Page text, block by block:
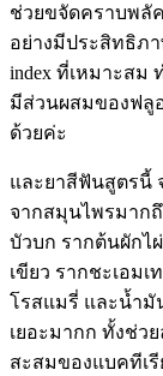
ช่วยขจัดคราบพลั
อย่างมีประสิทธิภา
index ที่เหมาะสม
มีส่วนผสมของฟลูอ
ด้วยค่ะ
และยาสีฟันสูตรนี้
จากสมุนไพรมากถึ
บัวบก รากต้นผัก
เขียว รากชะเอม
โรสแมรี่ และน้ำ
เยอะมากก ทั้งช่ว
สะสมของแบคทีเ